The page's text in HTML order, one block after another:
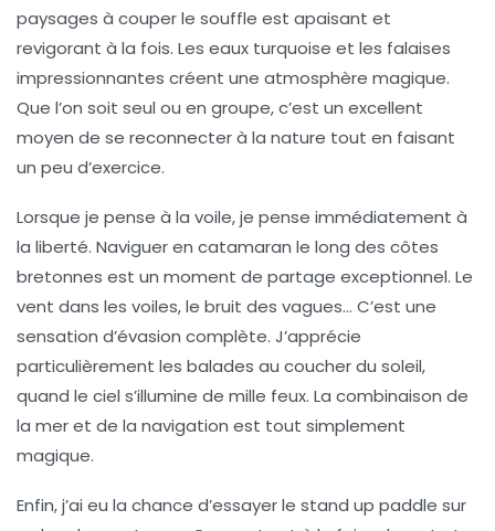
paysages à couper le souffle est apaisant et
revigorant à la fois. Les eaux turquoise et les falaises
impressionnantes créent une atmosphère magique.
Que l’on soit seul ou en groupe, c’est un excellent
moyen de se reconnecter à la nature tout en faisant
un peu d’exercice.
Lorsque je pense à la voile, je pense immédiatement à
la liberté. Naviguer en catamaran le long des côtes
bretonnes est un moment de partage exceptionnel. Le
vent dans les voiles, le bruit des vagues… C’est une
sensation d’évasion complète. J’apprécie
particulièrement les balades au coucher du soleil,
quand le ciel s’illumine de mille feux. La combinaison de
la mer et de la navigation est tout simplement
magique.
Enfin, j’ai eu la chance d’essayer le stand up paddle sur